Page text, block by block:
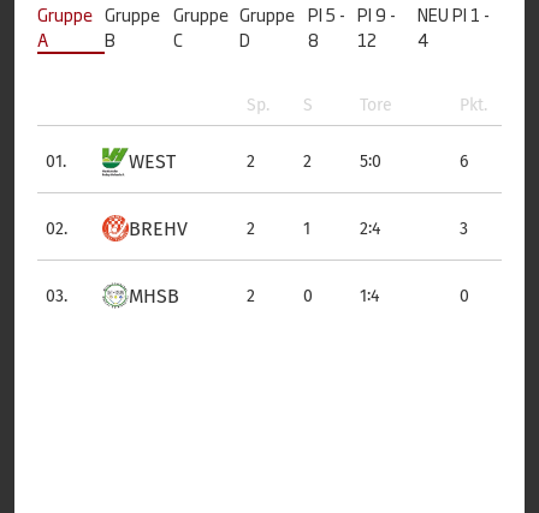
Gruppe
A
Gruppe
B
Gruppe
C
Gruppe
D
Pl 5 -
8
Pl 9 -
12
NEU Pl 1 -
4
Sp. S Tore Pkt.
01. WEST 2 2 5:0 6
02. BREHV 2 1 2:4 3
03. MHSB 2 0 1:4 0